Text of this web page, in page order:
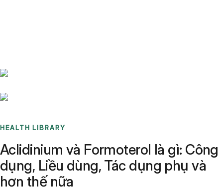
HEALTH LIBRARY
Aclidinium và Formoterol là gì: Công
dụng, Liều dùng, Tác dụng phụ và
hơn thế nữa